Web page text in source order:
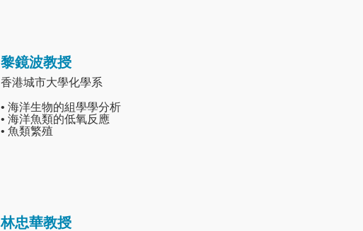
黎鏡波教授
香港城市大學化學系
• 海洋生物的組學學分析
• 海洋魚類的低氧反應
• 魚類繁殖
林忠華教授